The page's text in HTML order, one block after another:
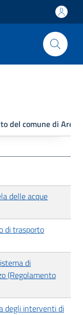
del comune di
delle acque
di trasporto
di
(Regolamento
degli interventi di